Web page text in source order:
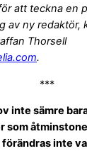
att teckna en
av ny redaktör,
Thorsell
.
***
inte sämre
som
inte